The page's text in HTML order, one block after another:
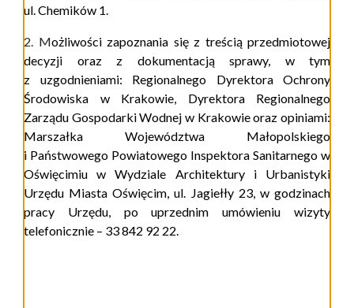
ul. Chemików 1.
2. Możliwości zapoznania się z treścią przedmiotowej
decyzji oraz z dokumentacją sprawy, w tym
z uzgodnieniami: Regionalnego Dyrektora Ochrony
Środowiska w Krakowie, Dyrektora Regionalnego
Zarządu Gospodarki Wodnej w Krakowie oraz opiniami:
Marszałka Województwa Małopolskiego
i Państwowego Powiatowego Inspektora Sanitarnego w
Oświęcimiu w Wydziale Architektury i Urbanistyki
Urzędu Miasta Oświęcim, ul. Jagiełły 23, w godzinach
pracy Urzędu, po uprzednim umówieniu wizyty
telefonicznie – 33 842 92 22.